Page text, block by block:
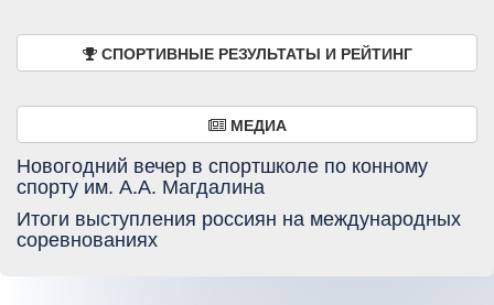
СПОРТИВНЫЕ РЕЗУЛЬТАТЫ И РЕЙТИНГ
МЕДИА
Новогодний вечер в спортшколе по конному
спорту им. А.А. Магдалина
Итоги выступления россиян на международных
соревнованиях